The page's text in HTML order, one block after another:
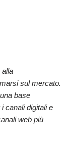
alla
sul mercato.
base
canali digitali e
web più